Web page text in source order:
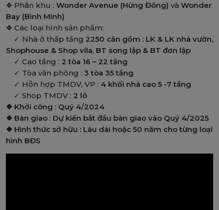
❖ Phân khu : Wonder Avenue (Hừng Đông) và Wonder
Bay (Bình Minh)
❖ Các loại hình sản phẩm:
✓ Nhà ở thấp tầng 2250 căn gồm : LK & LK nhà vườn,
Shophouse & Shop vila, BT song lập & BT đơn lập
✓ Cao tầng : 2 tòa 16 – 22 tầng
✓ Tòa văn phòng : 3 tòa 35 tầng
✓ Hỗn hợp TMDV, VP : 4 khối nhà cao 5 -7 tầng
✓ Shop TMDV : 2 lô
❖ Khởi công : Quý 4/2024
❖ Bàn giao : Dự kiến bắt đầu bàn giao vào Quý 4/2025
❖ Hình thức sở hữu : Lâu dài hoặc 50 năm cho từng loại
hình BĐS